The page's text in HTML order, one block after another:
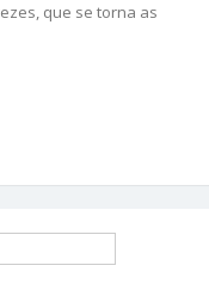
que se torna as